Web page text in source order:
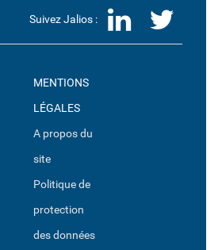
Suivez Jalios :
MENTIONS
LÉGALES
A propos du
site
Politique de
protection
des données